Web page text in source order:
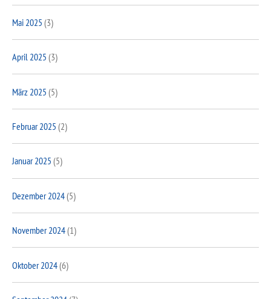
Mai 2025 (3)
April 2025 (3)
März 2025 (5)
Februar 2025 (2)
Januar 2025 (5)
Dezember 2024(5)
November 2024(1)
Oktober 2024(6)